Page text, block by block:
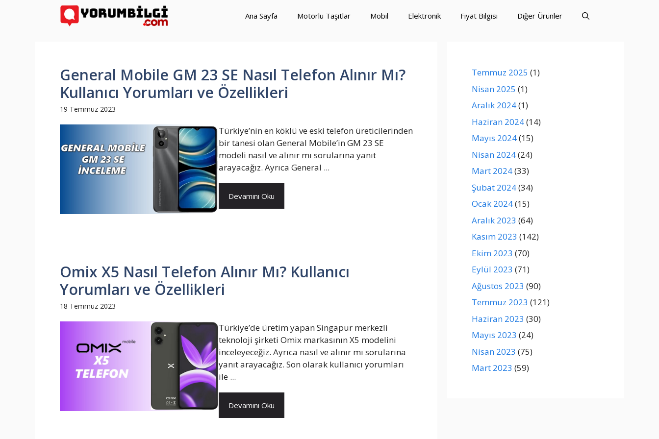
Ana Sayfa Motorlu Taşıtlar Mobil Elektronik Fiyat Bilgisi Diğer Ürünler
General Mobile GM 23 SE Nasıl Telefon Alınır Mı?
Kullanıcı Yorumları ve Özellikleri
19 Temmuz 2023
Türkiye’nin en köklü ve eski telefon üreticilerinden
bir tanesi olan General Mobile’in GM 23 SE
modeli nasıl ve alınır mı sorularına yanıt
arayacağız. Ayrıca General ...
Devamını Oku
Omix X5 Nasıl Telefon Alınır Mı? Kullanıcı
Yorumları ve Özellikleri
18 Temmuz 2023
Türkiye’de üretim yapan Singapur merkezli
teknoloji şirketi Omix markasının X5 modelini
inceleyeceğiz. Ayrıca nasıl ve alınır mı sorularına
yanıt arayacağız. Son olarak kullanıcı yorumları
ile ...
Devamını Oku
Temmuz 2025 (1)
Nisan 2025 (1)
Aralık 2024(1)
Haziran 2024(14)
Mayıs 2024(15)
Nisan 2024(24)
Mart 2024(33)
Şubat 2024(34)
Ocak 2024(15)
Aralık 2023 (64)
Kasım 2023 (142)
Ekim 2023 (70)
Eylül 2023 (71)
Ağustos 2023 (90)
Temmuz 2023 (121)
Haziran 2023 (30)
Mayıs 2023 (24)
Nisan 2023 (75)
Mart 2023 (59)